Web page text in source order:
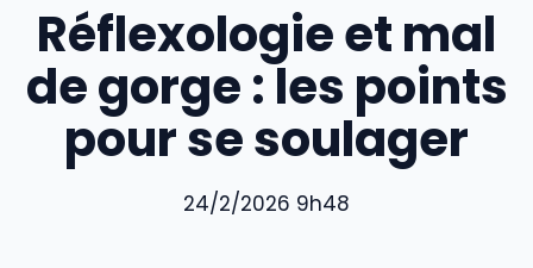
Réflexologie et mal
de gorge : les points
pour se soulager
24/2/2026 9h48